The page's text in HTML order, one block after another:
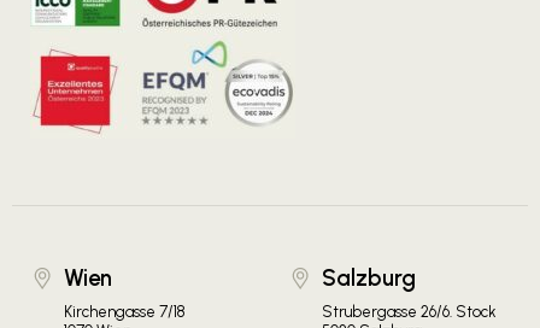
Wien
Kirchengasse 7/18
Salzburg
Strubergasse 26/6. Stock